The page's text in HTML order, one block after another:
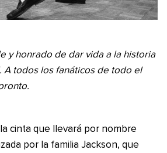
y honrado de dar vida a la historia
A todos los fanáticos de todo el
cinta que llevará por nombre
por la familia Jackson, que